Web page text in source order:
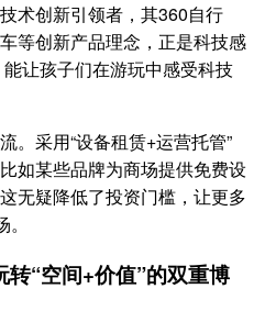
术创新引领者，其360自行
等创新产品理念，正是科技感
让孩子们在游玩中感受科技
。采用“设备租赁+运营托管”
如某些品牌为商场提供免费设
无疑降低了投资门槛，让更多
“空间+价值”的双重博